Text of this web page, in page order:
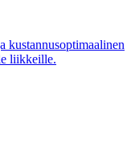
kustannusoptimaalinen
liikkeille.